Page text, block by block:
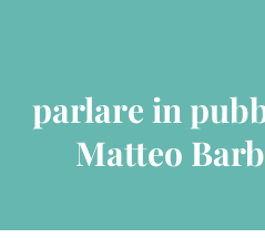
parlare in
Matteo